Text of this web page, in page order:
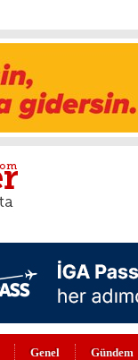
Genel Gündem